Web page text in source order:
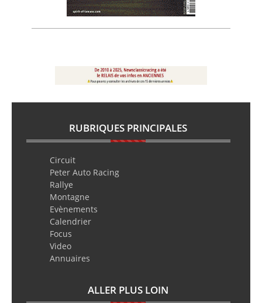
RUBRIQUES PRINCIPALES
Circuit
Peter Auto Racing
Rallye
Montagne
Evènements
Calendrier
Focus
Video
Annuaires
ALLER PLUS LOIN